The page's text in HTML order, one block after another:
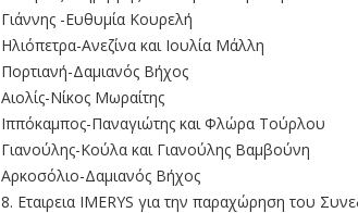
Γιάννης -Ευθυμία Κουρελή
Ηλιόπετρα-Ανεζίνα και Ιουλία Μάλλη
Πορτιανή-Δαμιανός Βήχος
Αιολίς-Νίκος Μωραίτης
Ιππόκαμπος-Παναγιώτης και Φλώρα Τούρλου
Γιανούλης-Κούλα και Γιανούλης Βαμβούνη
Αρκοσόλιο-Δαμιανός Βήχος
8. Εταιρεια IMERYS για την παραχώρηση του